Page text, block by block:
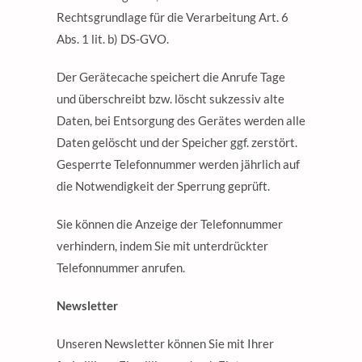
Rechtsgrundlage für die Verarbeitung Art. 6
Abs. 1 lit. b) DS-GVO.
Der Gerätecache speichert die Anrufe Tage
und überschreibt bzw. löscht sukzessiv alte
Daten, bei Entsorgung des Gerätes werden alle
Daten gelöscht und der Speicher ggf. zerstört.
Gesperrte Telefonnummer werden jährlich auf
die Notwendigkeit der Sperrung geprüft.
Sie können die Anzeige der Telefonnummer
verhindern, indem Sie mit unterdrückter
Telefonnummer anrufen.
Newsletter
Unseren Newsletter können Sie mit Ihrer